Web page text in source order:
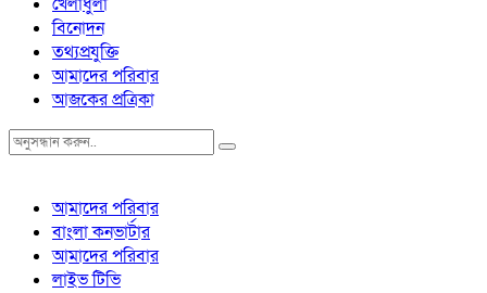
বিনোদন
তথ্যপ্রযুক্তি
আমাদের পরিবার
আজকের প্রত্রিকা
আমাদের পরিবার
বাংলা কনভার্টার
আমাদের পরিবার
লাইভ টিভি